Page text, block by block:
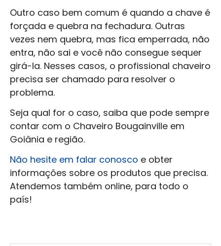
Outro caso bem comum é quando a chave é
forçada e quebra na fechadura. Outras
vezes nem quebra, mas fica emperrada, não
entra, não sai e você não consegue sequer
girá-la. Nesses casos, o profissional chaveiro
precisa ser chamado para resolver o
problema.
Seja qual for o caso, saiba que pode sempre
contar com o Chaveiro Bougainville em
Goiânia e região.
Não hesite em falar conosco e obter
informações sobre os produtos que precisa.
Atendemos também online, para todo o
país!